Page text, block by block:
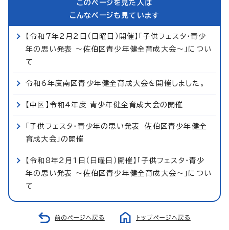
このページを見た人は
こんなページも見ています
【令和7年2月2日（日曜日）開催】「子供フェスタ・青少
年の思い発表 ～佐伯区青少年健全育成大会～」につい
て
令和6年度南区青少年健全育成大会を開催しました。
【中区】令和4年度 青少年健全育成大会の開催
「子供フェスタ・青少年の思い発表 佐伯区青少年健全
育成大会」の開催
【令和8年2月1日（日曜日）開催】「子供フェスタ・青少
年の思い発表 ～佐伯区青少年健全育成大会～」につい
て
前のページへ戻る トップページへ戻る